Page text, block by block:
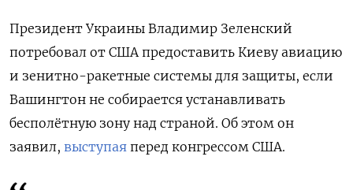
Президент Украины Владимир Зеленский
потребовал от США предоставить Киеву авиацию
и зенитно-ракетные системы для защиты, если
Вашингтон не собирается устанавливать
бесполётную зону над страной. Об этом он
заявил, выступая перед конгрессом США.